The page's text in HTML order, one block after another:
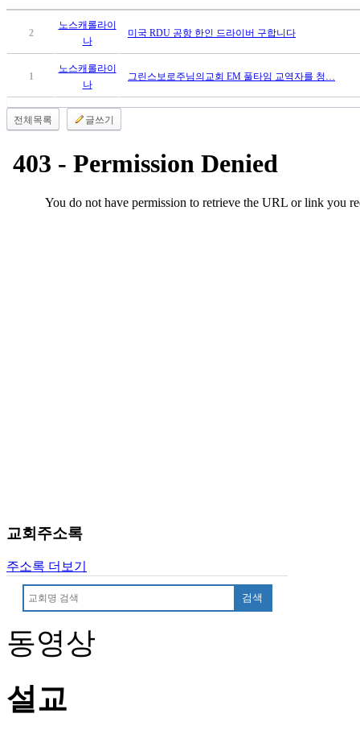
남
은
꼴
크
밍
성
비
아
탑-
지
구
발
기
2
노스캐롤라이
나
미국 RDU 공항 한인 드라이버 구합니다
1
노스캐롤라이
나
그린스보로주님의교회 EM 풀타임 교역자를 청…
전체목록 글쓰기
교회주소록
주소록 더보기
검색
동영상
설교